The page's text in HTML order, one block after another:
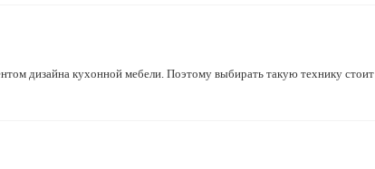
дизайна кухонной мебели. Поэтому выбирать такую технику стоит